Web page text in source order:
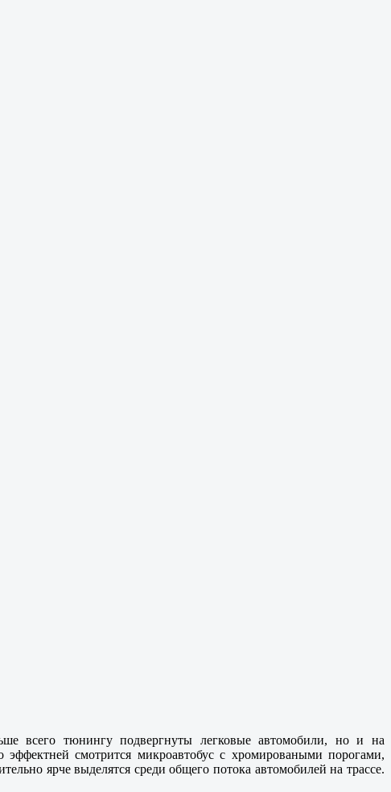
всего тюнингу подвергнуты легковые автомобили, но и на
эффектней смотрится микроавтобус с хромироваными порогами,
ярче выделятся среди общего потока автомобилей на трассе.